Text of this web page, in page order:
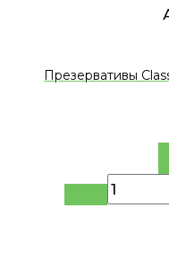
Презервативы